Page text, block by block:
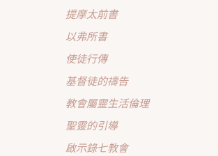
提摩太前書
以弗所書
使徒行傳
基督徒的禱告
教會屬靈生活倫理
聖靈的引導
啟示錄七教會